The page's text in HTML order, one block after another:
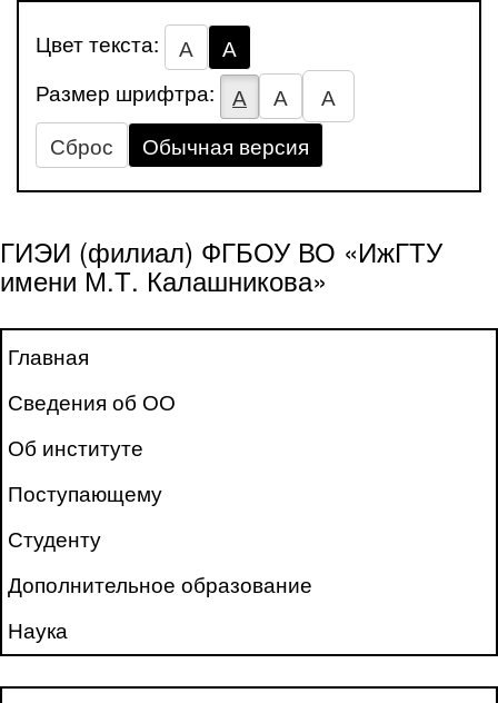
Цвет текста: А
А
Размер шрифтра:
А А
А
Сброс
Обычная версия
ГИЭИ (филиал) ФГБОУ ВО «ИжГТУ
имени М.Т. Калашникова»
Главная
Сведения об ОО
Об институте
Поступающему
Студенту
Дополнительное образование
Наука